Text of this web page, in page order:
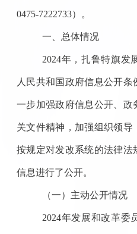
0475-7222733）。
一、总体情况
2024年，扎鲁特旗发
人民共和国政府信息公开
一步加强政府信息公开、
关文件精神，加强组织领导
按规定对发改系统的法律
信息进行了公开。
（一）主动公开情况
2024年发展和改革委